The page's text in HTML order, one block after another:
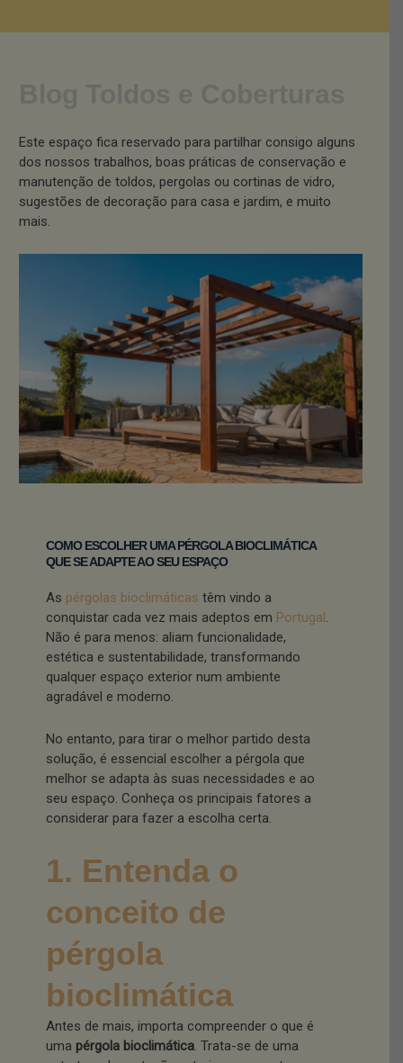
Este espaço fica reservado para partilhar consigo alguns
dos nossos trabalhos, boas práticas de conservação e
manutenção de toldos, pergolas ou cortinas de vidro,
sugestões de decoração para casa e jardim, e muito
mais.
COMO ESCOLHER UMA PÉRGOLA BIOCLIMÁTICA
QUE SE ADAPTE AO SEU ESPAÇO
As pérgolas bioclimáticas têm vindo a
conquistar cada vez mais adeptos em Portugal.
Não é para menos: aliam funcionalidade,
estética e sustentabilidade, transformando
qualquer espaço exterior num ambiente
agradável e moderno.
No entanto, para tirar o melhor partido desta
solução, é essencial escolher a pérgola que
melhor se adapta às suas necessidades e ao
seu espaço. Conheça os principais fatores a
considerar para fazer a escolha certa.
1. Entenda o
conceito de
pérgola
bioclimática
Antes de mais, importa compreender o que é
uma pérgola bioclimática. Trata-se de uma